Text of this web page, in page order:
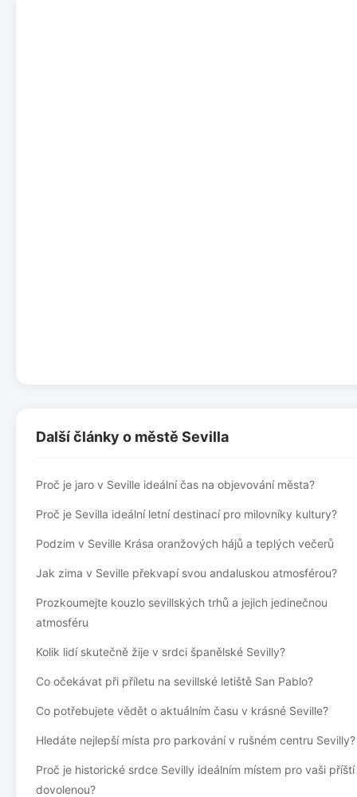
Další články o městě Sevilla
Proč je jaro v Seville ideální čas na objevování města?
Proč je Sevilla ideální letní destinací pro milovníky kultury?
Podzim v Seville Krása oranžových hájů a teplých večerů
Jak zima v Seville překvapí svou andaluskou atmosférou?
Prozkoumejte kouzlo sevillských trhů a jejich jedinečnou
atmosféru
Kolik lidí skutečně žije v srdci španělské Sevilly?
Co očekávat při příletu na sevillské letiště San Pablo?
Co potřebujete vědět o aktuálním času v krásné Seville?
Hledáte nejlepší místa pro parkování v rušném centru Sevilly?
Proč je historické srdce Sevilly ideálním místem pro vaši příští
dovolenou?